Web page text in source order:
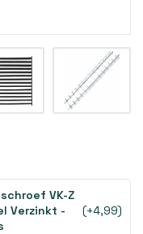
VK-Z
Verzinkt -
(+4,99)